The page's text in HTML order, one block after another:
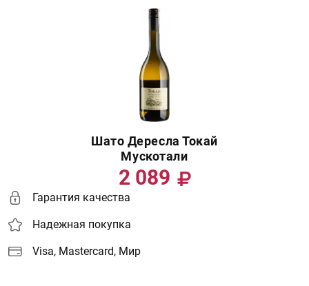
Шато Дересла Токай
Мускотали
2 089
Гарантия качества
Надежная покупка
Visa, Mastercard, Мир